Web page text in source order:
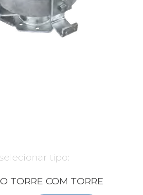
selecionar tipo:
TORRE COM TORRE